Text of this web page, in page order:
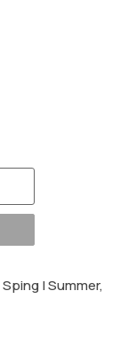
Sping | Summer,